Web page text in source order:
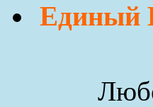
Единый